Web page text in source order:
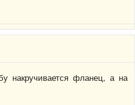
накручивается фланец, а на